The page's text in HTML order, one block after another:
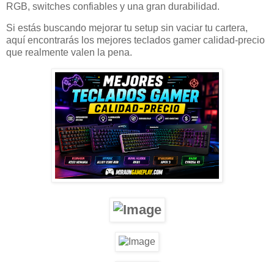
RGB, switches confiables y una gran durabilidad.
Si estás buscando mejorar tu setup sin vaciar tu cartera,
aquí encontrarás los mejores teclados gamer calidad-precio
que realmente valen la pena.